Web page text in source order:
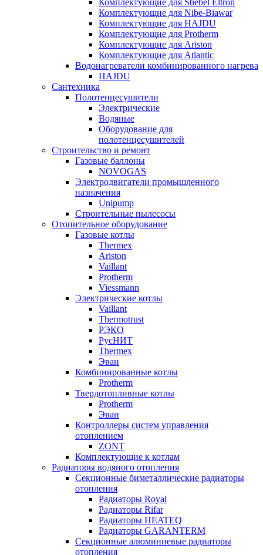
Комплектующие для Stiebel Eltron
Комплектующие для Nibe-Biawar
Комплектующие для HAJDU
Комплектующие для Protherm
Комплектующие для Ariston
Комплектующие для Atlantic
Водонагреватели комбинированного нагрева
HAJDU
Сантехника
Полотенцесушители
Электрические
Водяные
Оборудование для
полотенцесушителей
Строительство и ремонт
Газовые баллоны
NOVOGAS
Электродвигатели промышленного
назначения
Unipump
Строительные пылесосы
Отопительное оборудование
Газовые котлы
Thermex
Ariston
Vaillant
Protherm
Viessmann
Электрические котлы
Vaillant
Thermotrust
РЭКО
РусНИТ
Thermex
Эван
Комбинированные котлы
Protherm
Твердотопливные котлы
Protherm
Эван
Контроллеры систем управления
отоплением
ZONT
Комплектующие к котлам
Радиаторы водяного отопления
Секционные биметаллические радиаторы
отопления
Радиаторы Royal
Радиаторы Rifar
Радиаторы HEATEQ
Радиаторы GARANTERM
Секционные алюминиевые радиаторы
отопления